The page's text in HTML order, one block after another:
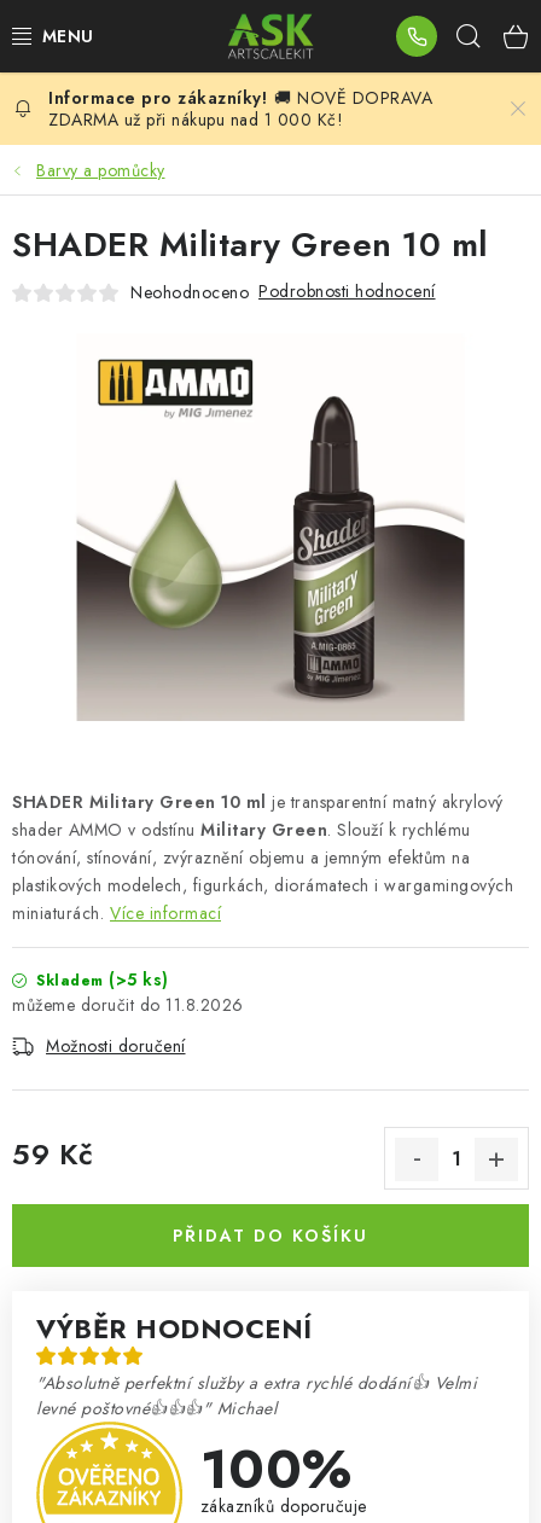
na
BLOG
SUMMER DAYS
WARHAMMER
ASK PRODUKTY
NOVINKY
PLASTIKOVÉ MODELY
DOPLŇKY K MODELŮM
BARVY A POMŮCKY
PRODÁVANÉ ZNAČKY
O nás Moje objednávka Kontakty
Doprava a platba
Obchodní podmínky
Podmínky ochrany osobních údajů
Převodník modelářských barev
FAQ
Výstavy 2026
🚚 NOVĚ DOPRAVA
ZDARMA už při nákupu nad 1 000 Kč!
Barvy a pomůcky
SHADER Military Green 10 ml je transparentní matný akrylový
shader AMMO v odstínu Military Green. Slouží k rychlému
tónování, stínování, zvýraznění objemu a jemným efektům na
plastikových modelech, figurkách, diorámatech i wargamingových
miniaturách. Více informací
Skladem (>5 ks)
11.8.2026
Možnosti doručení
59 Kč
PŘIDAT DO KOŠÍKU
VÝBĚR HODNOCENÍ
"Absolutně perfektní služby a extra rychlé dodání👍 Velmi
levné poštovné👍👍👍" Michael
100%
zákazníků doporučuje
SHADER Military Green 10 ml
Neohodnoceno Podrobnosti hodnocení